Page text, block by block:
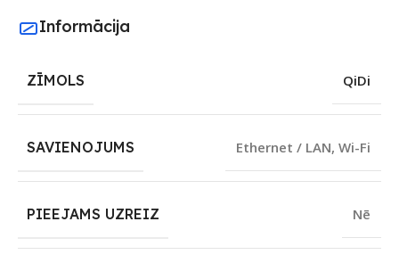
Informācija
ZĪMOLS QiDi
SAVIENOJUMS Ethernet / LAN, Wi-Fi
PIEEJAMS UZREIZ Nē